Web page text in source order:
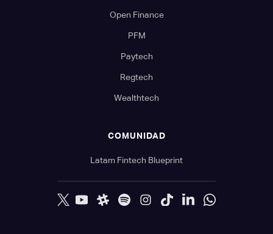
Open Finance
PFM
Paytech
Regtech
Wealthtech
COMUNIDAD
Latam Fintech Blueprint